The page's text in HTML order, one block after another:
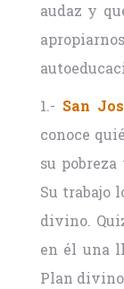
audaz y
1.- San
conoce
su
Su trabajo
divino.
en él una
Plan